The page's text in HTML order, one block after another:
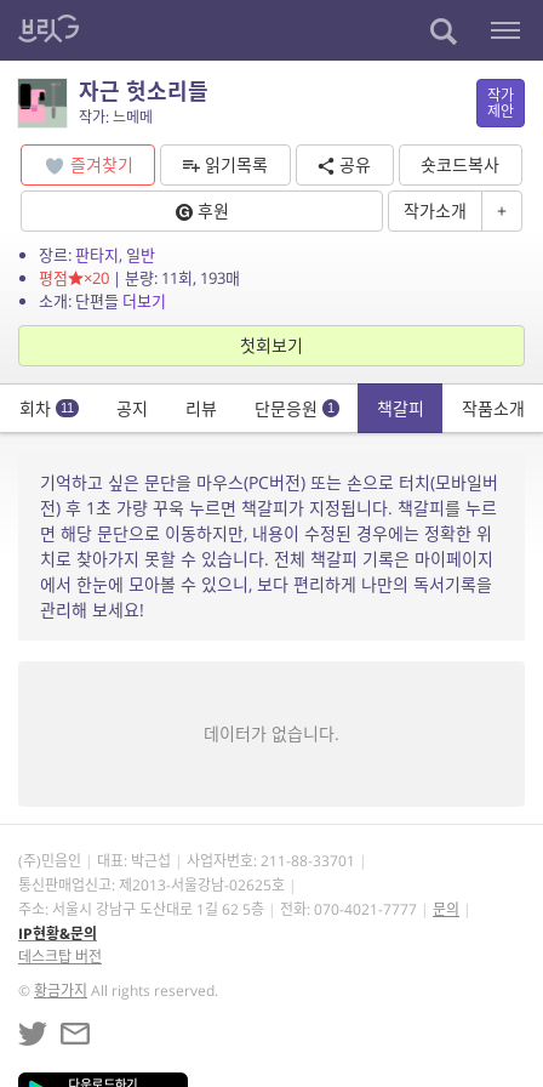
자근 헛소리들
작가: 느메메
작가
제안
즐겨찾기 읽기목록 공유
숏코드복사
후원
작가소개 +
장르:판타지, 일반
평점
×20| 분량: 11회, 193매
소개: 단편들 더보기
첫회보기
회차 11 공지 리뷰 단문응원 1 책갈피 작품소개
기억하고 싶은 문단을 마우스(PC버전) 또는 손으로 터치(모바일버
전) 후 1초 가량 꾸욱 누르면 책갈피가 지정됩니다. 책갈피를 누르
면 해당 문단으로 이동하지만, 내용이 수정된 경우에는 정확한 위
치로 찾아가지 못할 수 있습니다. 전체 책갈피 기록은 마이페이지
에서 한눈에 모아볼 수 있으니, 보다 편리하게 나만의 독서기록을
관리해 보세요!
데이터가 없습니다.
(주)민음인 대표: 박근섭 사업자번호: 211-88-33701
통신판매업신고: 제2013-서울강남-02625호
주소: 서울시 강남구 도산대로 1길 62 5층
전화: 070-4021-7777
문의
IP현황&문의
데스크탑 버전
©황금가지 All rights reserved.